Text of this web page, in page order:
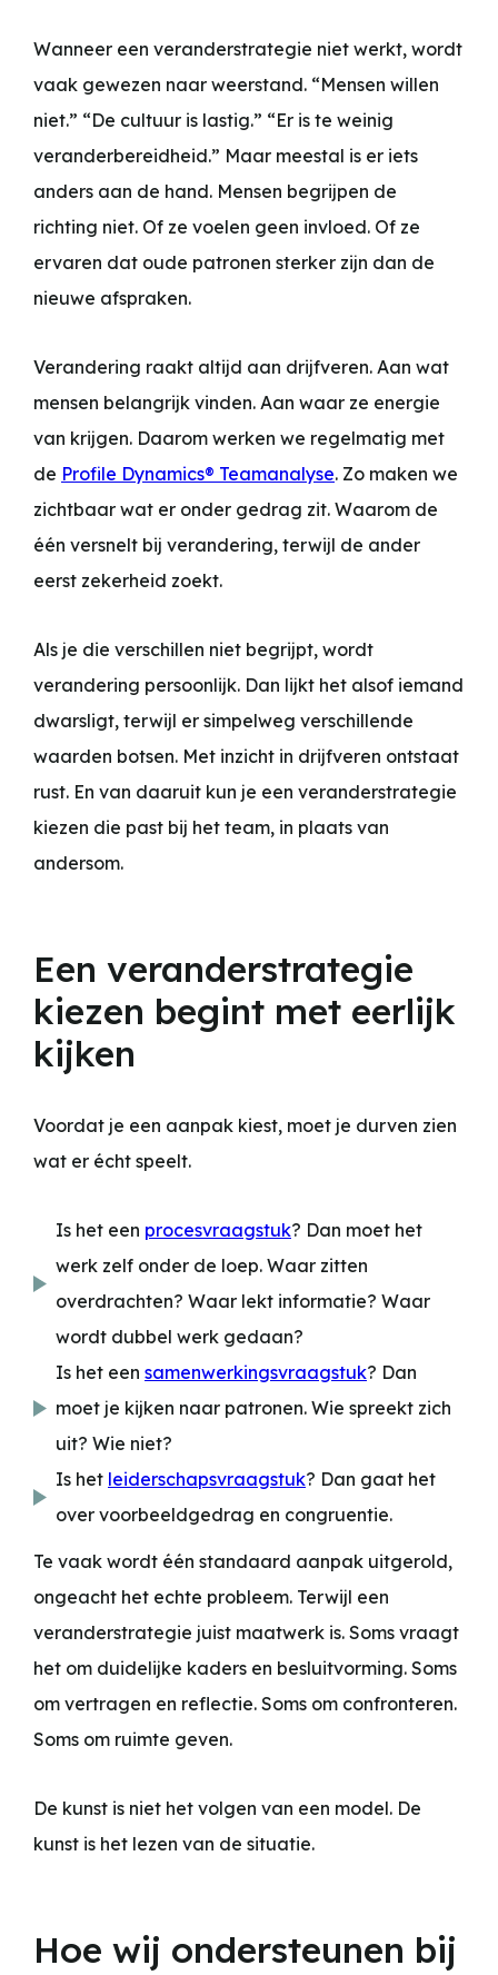
Wanneer een veranderstrategie niet werkt, wordt
vaak gewezen naar weerstand. “Mensen willen
niet.” “De cultuur is lastig.” “Er is te weinig
veranderbereidheid.” Maar meestal is er iets
anders aan de hand. Mensen begrijpen de
richting niet. Of ze voelen geen invloed. Of ze
ervaren dat oude patronen sterker zijn dan de
nieuwe afspraken.
Verandering raakt altijd aan drijfveren. Aan wat
mensen belangrijk vinden. Aan waar ze energie
van krijgen. Daarom werken we regelmatig met
de Profile Dynamics® Teamanalyse. Zo maken we
zichtbaar wat er onder gedrag zit. Waarom de
één versnelt bij verandering, terwijl de ander
eerst zekerheid zoekt.
Als je die verschillen niet begrijpt, wordt
verandering persoonlijk. Dan lijkt het alsof iemand
dwarsligt, terwijl er simpelweg verschillende
waarden botsen. Met inzicht in drijfveren ontstaat
rust. En van daaruit kun je een veranderstrategie
kiezen die past bij het team, in plaats van
andersom.
Een veranderstrategie
kiezen begint met eerlijk
kijken
Voordat je een aanpak kiest, moet je durven zien
wat er écht speelt.
Is het een procesvraagstuk? Dan moet het
werk zelf onder de loep. Waar zitten
overdrachten? Waar lekt informatie? Waar
wordt dubbel werk gedaan?
Is het een samenwerkingsvraagstuk? Dan
moet je kijken naar patronen. Wie spreekt zich
uit? Wie niet?
Is het leiderschapsvraagstuk? Dan gaat het
over voorbeeldgedrag en congruentie.
Te vaak wordt één standaard aanpak uitgerold,
ongeacht het echte probleem. Terwijl een
veranderstrategie juist maatwerk is. Soms vraagt
het om duidelijke kaders en besluitvorming. Soms
om vertragen en reflectie. Soms om confronteren.
Soms om ruimte geven.
De kunst is niet het volgen van een model. De
kunst is het lezen van de situatie.
Hoe wij ondersteunen bij